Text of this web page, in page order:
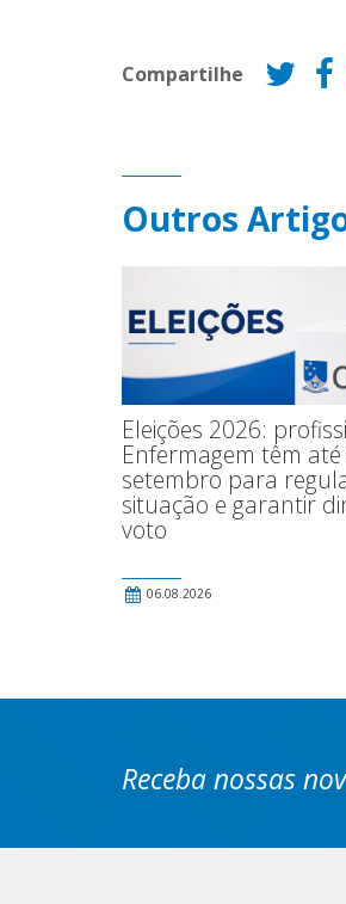
Compartilhe
Outros
Eleições 2026:
Enfermagem têm
setembro para
situação e garantir
voto
06.08.2026
Receba nossas